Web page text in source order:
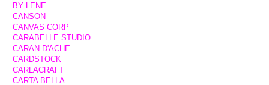
BY LENE
CANSON
CANVAS CORP
CARABELLE STUDIO
CARAN D'ACHE
CARDSTOCK
CARLACRAFT
CARTA BELLA